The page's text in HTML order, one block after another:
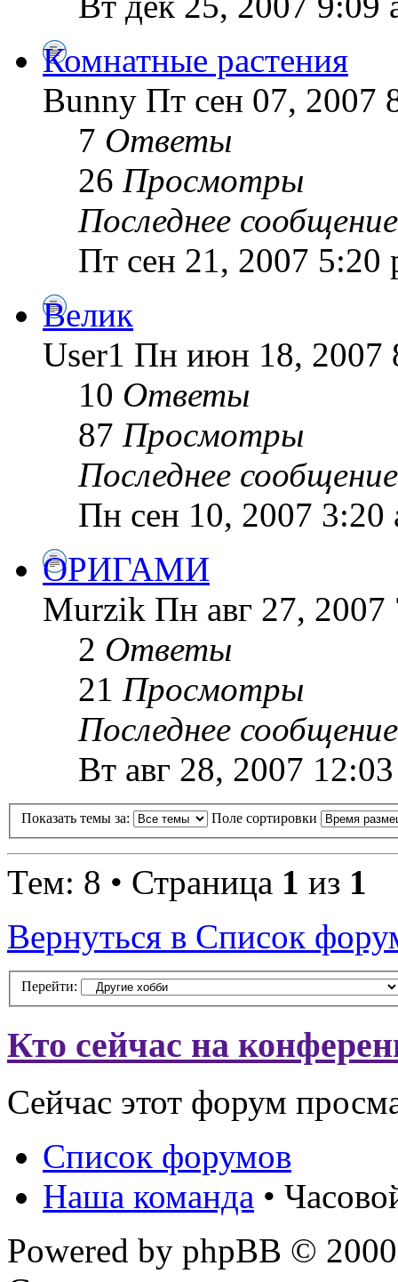
Комнатные растения
Bunny Пт сен 07, 2007
7 Ответы
26 Просмотры
Последнее сообщение
Пт сен 21, 2007 5:20
Велик
User1 Пн июн 18, 2007
10 Ответы
87 Просмотры
Последнее сообщение
Пн сен 10, 2007 3:20
ОРИГАМИ
Murzik Пн авг 27, 2007
2 Ответы
21 Просмотры
Последнее сообщение
Вт авг 28, 2007
Показать темы за: Поле сортировки
Тем: 8 • Страница 1 из 1
Вернуться в Список
Перейти:
Кто сейчас на
Сейчас этот форум
Список форумов
Наша команда •
Powered by phpBB ©